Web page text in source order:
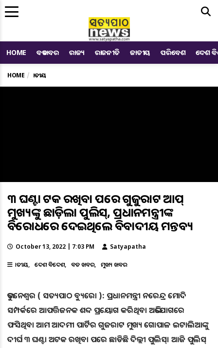
HOME ବଡ ଖବର ରାଜ୍ୟ ରାଜନୀତି ଜାତୀୟ ପରିବେଶ ଦେଶ
HOME ଜାତୀୟ
୩ ଘଣ୍ଟା ଅଟକ ରଖିବା ପରେ ଗୁଜୁରାଟ ଆପ୍
ମୁଖ୍ୟଙ୍କୁ ଛାଡ଼ିଲା ପୁଲିସ୍‌, ପ୍ରଧାନମନ୍ତ୍ରୀଙ୍କ
ବିରୋଧରେ ଦେଇଥିଲେ ବିବାଦୀୟ ମନ୍ତବ୍ୟ
October 13, 2022 | 7:03 PM Satyapatha
ଜାତୀୟ ଦେଶ ବିଦେଶ ବଡ ଖବର ମୁଖ୍ୟ ଖବର
ଭୁବନେଶ୍ୱର ( ସତ୍ୟପାଠ ବ୍ୟୁରୋ ): ପ୍ରଧାନମନ୍ତ୍ରୀ ନରେନ୍ଦ୍ର ମୋଦି
ସମ୍ପର୍କରେ ଆପତ୍ତିଜନକ ଶବ୍ଦ ପ୍ରୟୋଗ କରିଥିବା ଅଭିଯୋଗରେ
ଫସିଥିବା ଆମ ଆଦମୀ ପାର୍ଟିର ଗୁଜରାଟ ମୁଖ୍ୟ ଗୋପାଳ ଇଟାଲିଆଙ୍କୁ
ଦୀର୍ଘ ୩ ଘଣ୍ଟା ଅଟକ ରଖିବା ପରେ ଛାଡିଛି ଦିଲ୍ଲୀ ପୁଲିସ୍‌। ଆଜି ପୁଲିସ୍‌